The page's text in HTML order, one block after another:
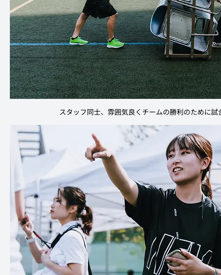
スタッフ同士、雰囲気良くチームの勝利のために